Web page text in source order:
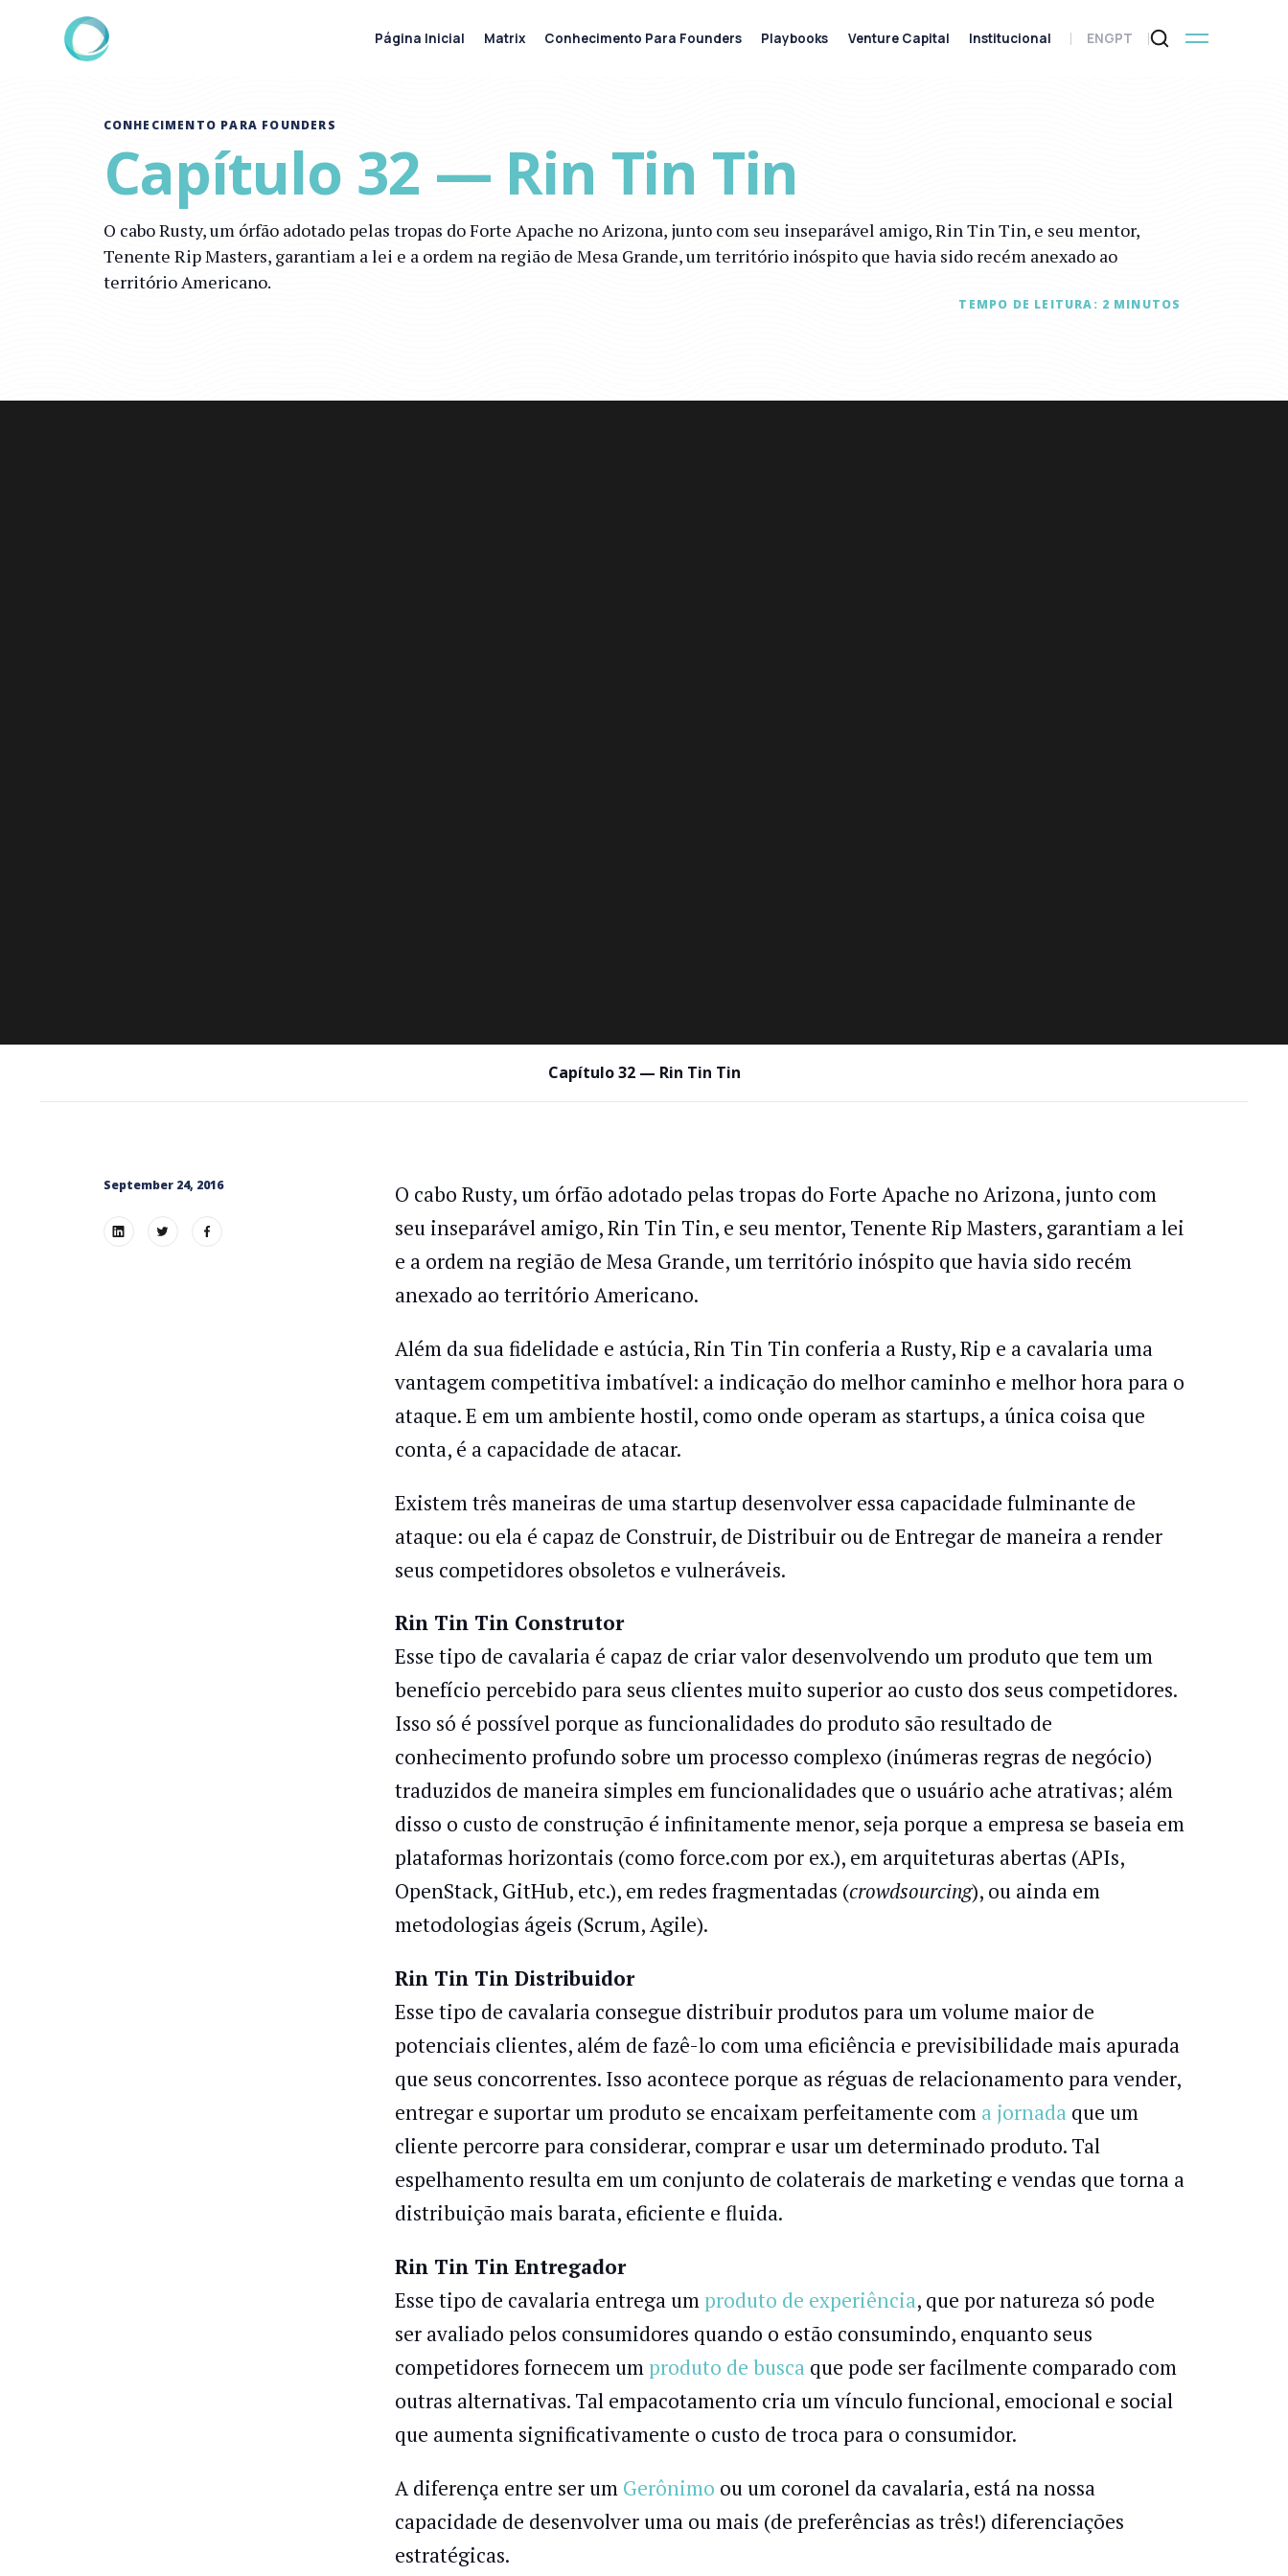
CONHECIMENTO PARA FOUNDERS
Capítulo 32 — Rin Tin Tin
O cabo Rusty, um órfão adotado pelas tropas do Forte Apache no Arizona, junto com seu inseparável amigo, Rin Tin Tin, e seu mentor,
Tenente Rip Masters, garantiam a lei e a ordem na região de Mesa Grande, um território inóspito que havia sido recém anexado ao
território Americano.
TEMPO DE LEITURA: 2 MINUTOS
Capítulo 32 — Rin Tin Tin
September 24, 2016
O cabo Rusty, um órfão adotado pelas tropas do Forte Apache no Arizona, junto com
seu inseparável amigo, Rin Tin Tin, e seu mentor, Tenente Rip Masters, garantiam a lei
e a ordem na região de Mesa Grande, um território inóspito que havia sido recém
anexado ao território Americano.
Além da sua fidelidade e astúcia, Rin Tin Tin conferia a Rusty, Rip e a cavalaria uma
vantagem competitiva imbatível: a indicação do melhor caminho e melhor hora para o
ataque. E em um ambiente hostil, como onde operam as startups, a única coisa que
conta, é a capacidade de atacar.
Existem três maneiras de uma startup desenvolver essa capacidade fulminante de
ataque: ou ela é capaz de Construir, de Distribuir ou de Entregar de maneira a render
seus competidores obsoletos e vulneráveis.
Rin Tin Tin Construtor
Esse tipo de cavalaria é capaz de criar valor desenvolvendo um produto que tem um
benefício percebido para seus clientes muito superior ao custo dos seus competidores.
Isso só é possível porque as funcionalidades do produto são resultado de
conhecimento profundo sobre um processo complexo (inúmeras regras de negócio)
traduzidos de maneira simples em funcionalidades que o usuário ache atrativas; além
disso o custo de construção é infinitamente menor, seja porque a empresa se baseia em
plataformas horizontais (como force.com por ex.), em arquiteturas abertas (APIs,
OpenStack, GitHub, etc.), em redes fragmentadas (crowdsourcing), ou ainda em
metodologias ágeis (Scrum, Agile).
Rin Tin Tin Distribuidor
Esse tipo de cavalaria consegue distribuir produtos para um volume maior de
potenciais clientes, além de fazê-lo com uma eficiência e previsibilidade mais apurada
que seus concorrentes. Isso acontece porque as réguas de relacionamento para vender,
entregar e suportar um produto se encaixam perfeitamente com a jornadaque um
cliente percorre para considerar, comprar e usar um determinado produto. Tal
espelhamento resulta em um conjunto de colaterais de marketing e vendas que torna a
distribuição mais barata, eficiente e fluida.
Rin Tin Tin Entregador
Esse tipo de cavalaria entrega umproduto de experiência, que por natureza só pode
ser avaliado pelos consumidores quando o estão consumindo, enquanto seus
competidores fornecem umproduto de buscaque pode ser facilmente comparado com
outras alternativas. Tal empacotamento cria um vínculo funcional, emocional e social
que aumenta significativamente o custo de troca para o consumidor.
A diferença entre ser um Gerônimo ou um coronel da cavalaria, está na nossa
capacidade de desenvolver uma ou mais (de preferências as três!) diferenciações
estratégicas.
Página Inicial Matrix Conhecimento Para Founders Playbooks Venture Capital Institucional ENGPT